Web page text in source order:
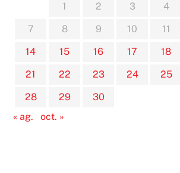
1 2 3 4
7
8 9 10 11
14
15 16 17 18
21
22 23 24 25
28
29
30
« ag.
oct. »